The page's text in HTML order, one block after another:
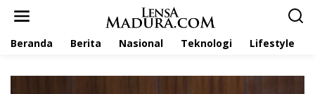
Beranda Berita Nasional Teknologi Lifestyle